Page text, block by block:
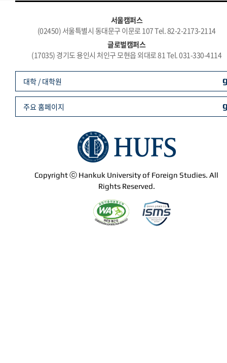
서울캠퍼스
(02450) 서울특별시 동대문구 이문로 107 Tel. 82-2-2173-2114
글로벌캠퍼스
(17035) 경기도 용인시 처인구 모현읍 외대로 81 Tel. 031-330-4114
Copyright ⓒ Hankuk University of Foreign Studies. All
Rights Reserved.
대학 / 대학원
주요 홈페이지